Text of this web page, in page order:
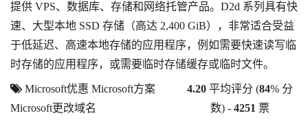
提供 VPS、数据库、存储和网络托管产品。D2d 系列具有快
速、大型本地 SSD 存储（高达 2,400 GiB），非常适合受益
于低延迟、高速本地存储的应用程序，例如需要快速读写临
时存储的应用程序，或需要临时存储缓存或临时文件。
Microsoft优惠 Microsoft方案
Microsoft更改域名
4.20 平均评分 (84% 分
数) -4251 票